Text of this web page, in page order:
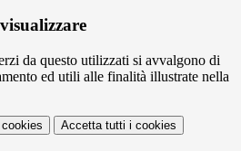
da questo utilizzati si avvalgono di
ed utili alle finalità illustrate nella
Accetta tutti i cookies